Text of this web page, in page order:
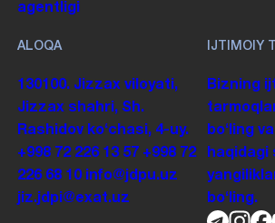
agentligi
ALOQA
130100. Jizzax viloyati,
Jizzax shahri, Sh.
Rashidov koʻchasi, 4-uy.
+998 72 226 13 57 +998 72
226 68 10 info@jdpu.uz
jiz.jdpi@exat.uz
IJTIMOIY
Bizning
boʻling
haqidagi
boʻling.